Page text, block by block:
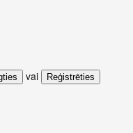
vai Reģistrēties